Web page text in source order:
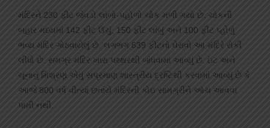
મંદિરને 230 ફીટ જેવડો લાંબો-પહોળો ચોક મળી ગયો છે. ચોકની
બહાર મધ્યમાં 142 ફીટ ઉંચું, 150 ફીટ લાંબું અને 100 ફીટ પ્‍હોળું
ભવ્ય મંદિર ગોઠવાયેલું છે. લગભગ 639 ફીટનો ઘેરાવો આ મંદિરે રોકી
લીધો છે. સમગ્ર મંદિર ખારા પથ્થરથી બાંધવામાં આવ્યું છે. ઇંટ અને
ચૂનાનું મિશ્રણ એવું સપ્રમાણ શાસ્ત્રીય દ્રષ્ટિથી કરવામાં આવ્યું છે કે
આજે 800 વર્ષ વીત્યાં છતાંયે મંદિરની કોઇ સામગ્રીને આંચ આવવા
પામી નથી.